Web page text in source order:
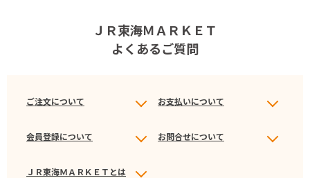
ＪＲ東海ＭＡＲＫＥＴ
よくあるご質問
ご注文について お支払いについて
会員登録について お問合せについて
ＪＲ東海ＭＡＲＫＥＴとは